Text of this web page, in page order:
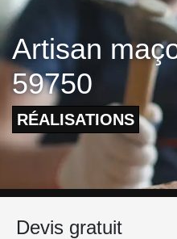
Artisan
59750
RÉALISATIONS
Devis gratuit